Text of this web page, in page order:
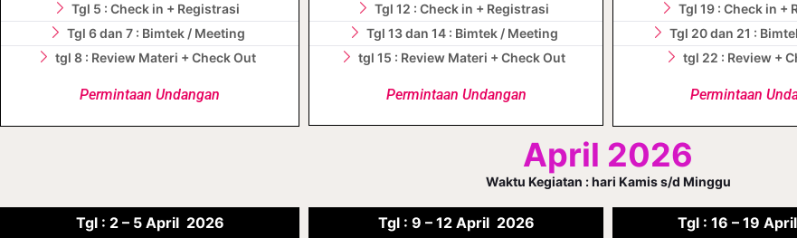
Tgl 5 : Check in + Registrasi
Tgl 6 dan 7 : Bimtek / Meeting
tgl 8 : Review Materi + Check Out
Permintaan Undangan
Tgl 12 : Check in + Registrasi
Tgl 13 dan 14 : Bimtek / Meeting
tgl 15 : Review Materi + Check Out
Permintaan Undangan
Tgl 19 : Check in +
Tgl 20 dan 21 :
tgl 22 : Review +
Permintaan
April 2026
Waktu Kegiatan : hari Kamis s/d Minggu
Tgl : 2 – 5 April 2026 Tgl : 9 – 12 April 2026 Tgl : 16 – 19 April